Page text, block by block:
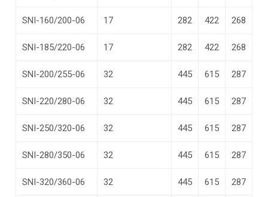
SNI-160/200-06 17 282 422 268
SNI-185/220-06 17 282 422 268
SNI-200/255-06 32 445 615 287
SNI-220/280-06 32 445 615 287
SNI-250/320-06 32 445 615 287
SNI-280/350-06 32 445 615 287
SNI-320/360-06 32 445 615 287